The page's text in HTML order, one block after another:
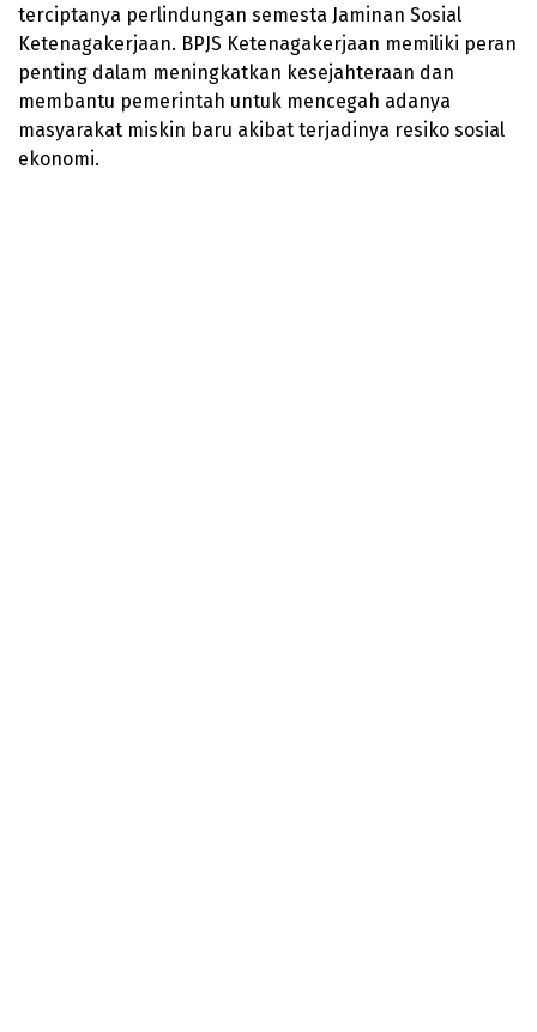
terciptanya perlindungan semesta Jaminan Sosial
Ketenagakerjaan. BPJS Ketenagakerjaan memiliki peran
penting dalam meningkatkan kesejahteraan dan
membantu pemerintah untuk mencegah adanya
masyarakat miskin baru akibat terjadinya resiko sosial
ekonomi.